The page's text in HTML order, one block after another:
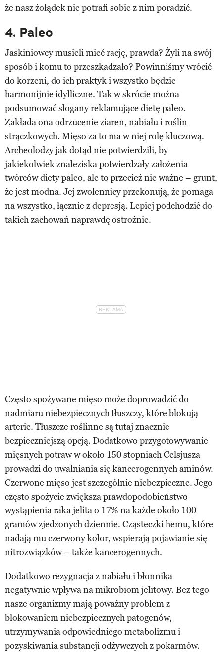
że nasz żołądek nie potrafi sobie z nim poradzić.
4. Paleo
Jaskiniowcy musieli mieć rację, prawda? Żyli na swój
sposób i komu to przeszkadzało? Powinniśmy wrócić
do korzeni, do ich praktyk i wszystko będzie
harmonijnie idylliczne. Tak w skrócie można
podsumować slogany reklamujące dietę paleo.
Zakłada ona odrzucenie ziaren, nabiału i roślin
strączkowych. Mięso za to ma w niej rolę kluczową.
Archeolodzy jak dotąd nie potwierdzili, by
jakiekolwiek znaleziska potwierdzały założenia
twórców diety paleo, ale to przecież nie ważne – grunt,
że jest modna. Jej zwolennicy przekonują, że pomaga
na wszystko, łącznie z depresją. Lepiej podchodzić do
takich zachowań naprawdę ostrożnie.
Często spożywane mięso może doprowadzić do
nadmiaru niebezpiecznych tłuszczy, które blokują
arterie. Tłuszcze roślinne są tutaj znacznie
bezpieczniejszą opcją. Dodatkowo przygotowywanie
mięsnych potraw w około 150 stopniach Celsjusza
prowadzi do uwalniania się kancerogennych aminów.
Czerwone mięso jest szczególnie niebezpieczne. Jego
często spożycie zwiększa prawdopodobieństwo
wystąpienia raka jelita o 17% na każde około 100
gramów zjedzonych dziennie. Cząsteczki hemu, które
nadają mu czerwony kolor, wspierają pojawianie się
nitrozwiązków – także kancerogennych.
Dodatkowo rezygnacja z nabiału i błonnika
negatywnie wpływa na mikrobiom jelitowy. Bez tego
nasze organizmy mają poważny problem z
blokowaniem niebezpiecznych patogenów,
utrzymywania odpowiedniego metabolizmu i
pozyskiwania substancji odżywczych z pokarmów.